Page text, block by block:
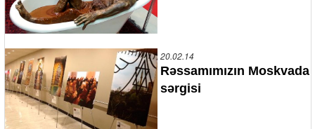
20.02.14
Rəssamımızın Moskvada
sərgisi